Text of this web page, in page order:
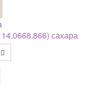
сахара